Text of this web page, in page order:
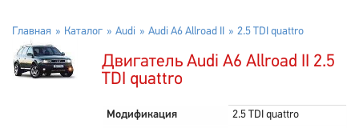
Главная Каталог Audi Audi A6 Allroad II 2.5 TDI quattro
Двигатель Audi A6 Allroad II 2.5
TDI quattro
Модификация
2.5 TDI quattro